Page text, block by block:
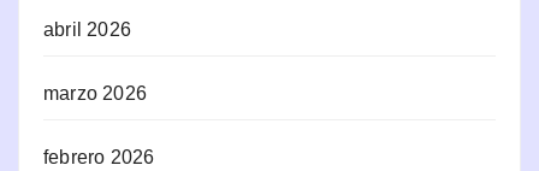
abril 2026
marzo 2026
febrero 2026